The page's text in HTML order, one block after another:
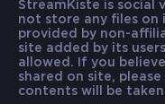
StreamKiste is social
not store any files on
provided by non-
site added by its
allowed. If you
shared on site,
contents will be